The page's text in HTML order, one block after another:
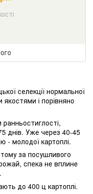
селекції нормальної
і порівняно
днів. Уже через 40-45
- молодої картоплі.
за посушливого
спека не вплине
до 400 ц картоплі.